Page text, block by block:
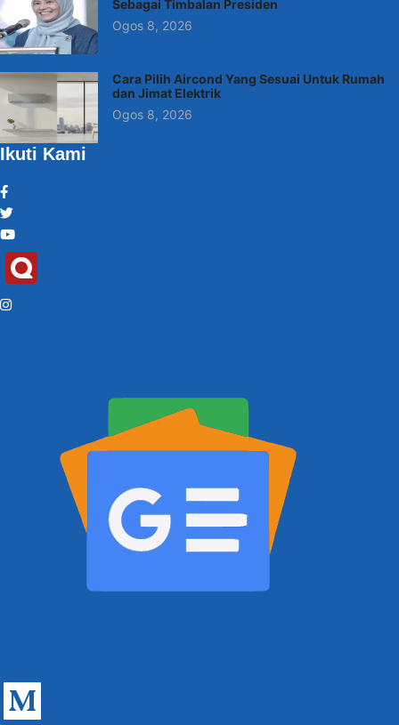
Sebagai Timbalan Presiden
Ogos 8, 2026
Cara Pilih Aircond Yang Sesuai Untuk Rumah
dan Jimat Elektrik
Ogos 8, 2026
Ikuti Kami